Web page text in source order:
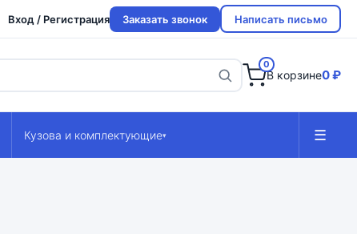
Вход / Регистрация Заказать звонок Написать письмо
0
В корзине0 ₽
Кузова и комплектующие▾ ☰